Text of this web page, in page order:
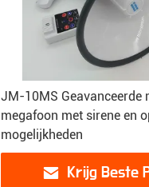
JM-10MS Geavanceerde
megafoon met sirene en
mogelijkheden
Krijg Beste